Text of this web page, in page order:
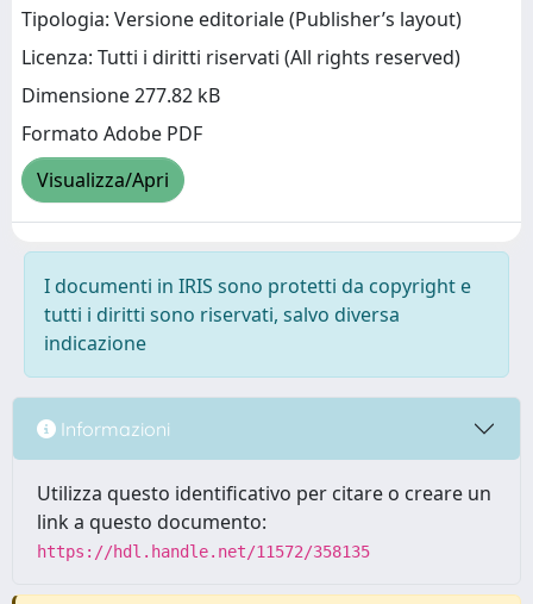
Tipologia: Versione editoriale (Publisher’s layout)
Licenza: Tutti i diritti riservati (All rights reserved)
Dimensione 277.82 kB
Formato Adobe PDF
Visualizza/Apri
I documenti in IRIS sono protetti da copyright e
tutti i diritti sono riservati, salvo diversa
indicazione
Informazioni
Utilizza questo identificativo per citare o creare un
link a questo documento:
https://hdl.handle.net/11572/358135